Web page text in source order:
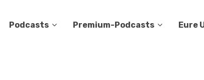
Podcasts Premium-Podcasts Eure